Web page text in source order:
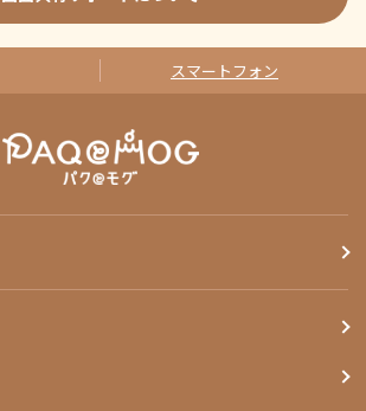
スマートフォン